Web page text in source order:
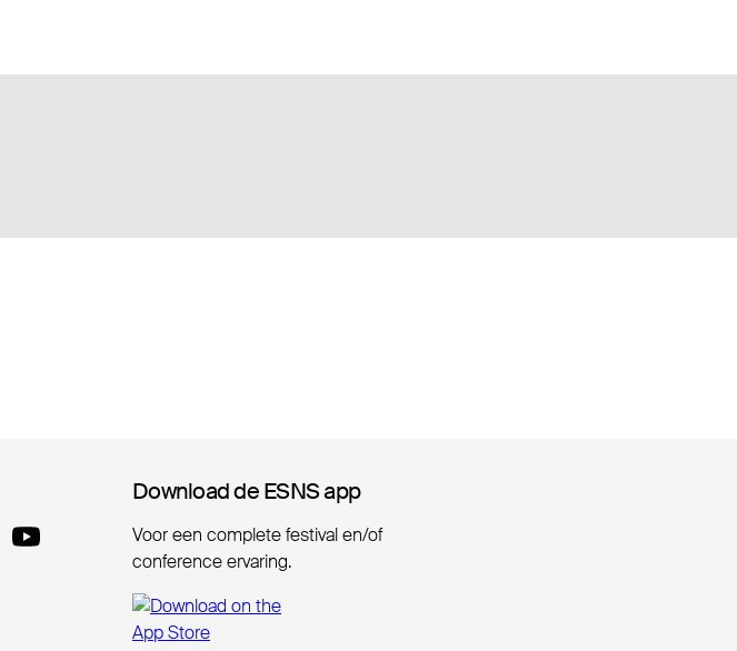
Download de ESNS app
Download de ESNS app
Voor een complete festival en/of
conference ervaring.